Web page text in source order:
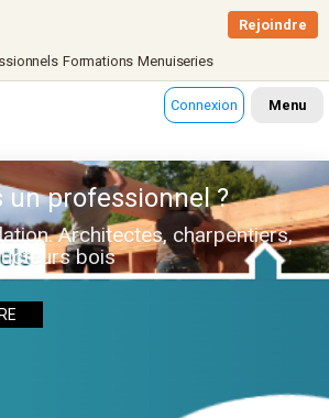
Formations Menuiseries
Rejoindre
Connexion Menu
un professionnel ?
Architectes, charpentiers,
bois